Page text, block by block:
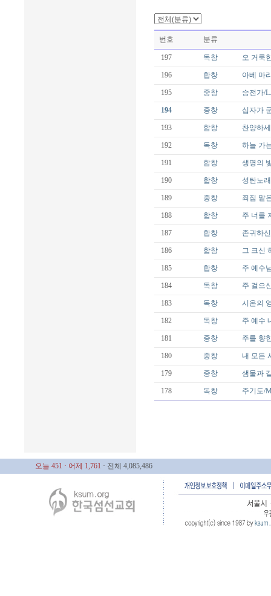
번호 분류
197 독창 오 거룩
196 합창 아베 마
195 중창 승전가/
194 중창 십자가
193 합창 찬양하
192 독창 하늘 가
191 합창 생명의
190 합창 성탄노
189 중창 죄짐 맡
188 합창 주 너를
187 합창 존귀하
186 합창 그 크신
185 합창 주 예수
184 독창 주 걸으
183 독창 시온의
182 독창 주 예수
181 중창 주를 향
180 중창 내 모든
179 중창 샘물과
178 독창 주기도/
오늘 451 · 어제 1,761 · 전체 4,085,486